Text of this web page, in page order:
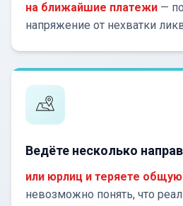
на ближайшие платежи —
напряжение от нехватки
Ведёте несколько
или юрлиц и теряете общую
невозможно понять, что